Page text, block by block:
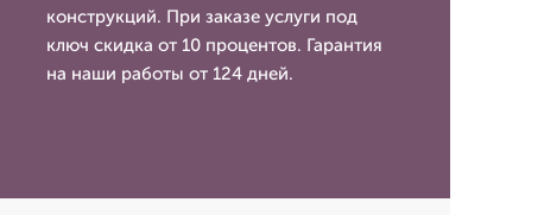
конструкций. При заказе услуги под
ключ скидка от 10 процентов. Гарантия
на наши работы от 124 дней.